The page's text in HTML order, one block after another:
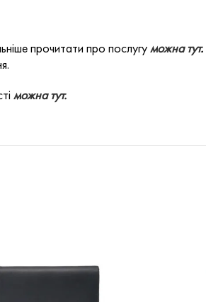
прочитати про послугуможна тут.
можна тут.